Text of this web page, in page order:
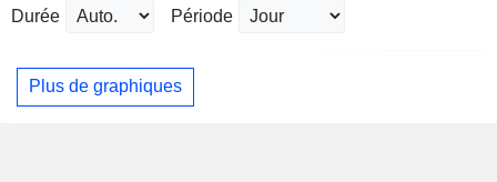
Durée Période
Plus de graphiques